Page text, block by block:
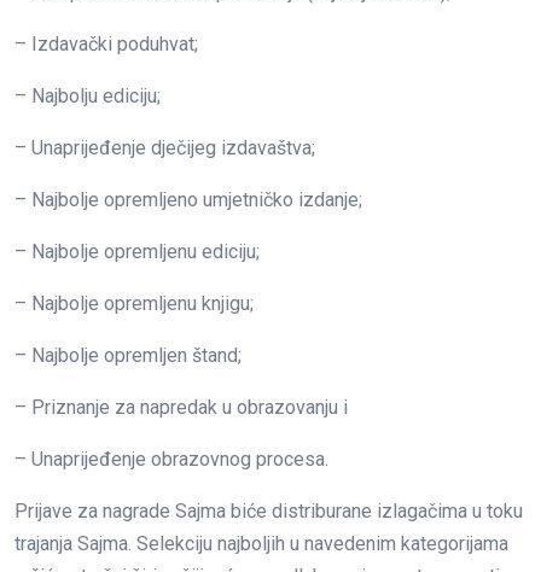
– Izdavački poduhvat;
– Najbolju ediciju;
– Unaprijeđenje dječijeg izdavaštva;
– Najbolje opremljeno umjetničko izdanje;
– Najbolje opremljenu ediciju;
– Najbolje opremljenu knjigu;
– Najbolje opremljen štand;
– Priznanje za napredak u obrazovanju i
– Unaprijeđenje obrazovnog procesa.
Prijave za nagrade Sajma biće distriburane izlagačima u toku
trajanja Sajma. Selekciju najboljih u navedenim kategorijama